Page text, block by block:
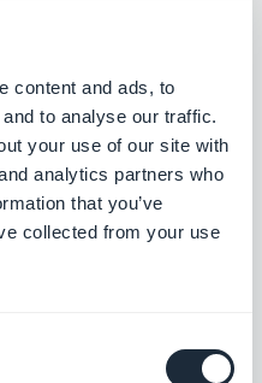
content and ads, to
to analyse our traffic.
your use of our site with
analytics partners who
that you’ve
collected from your use